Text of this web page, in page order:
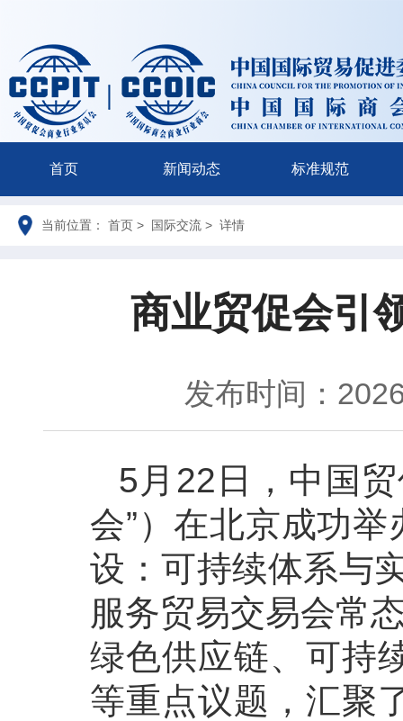
首页 新闻动态 标准规范
当前位置： 首页 > 国际交流 > 详情
商业贸促会引
发布时间：
5月22日，中国
会”）在北京成功举
设：可持续体系与
服务贸易交易会常
绿色供应链、可持
等重点议题，汇聚